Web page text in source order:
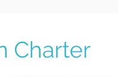
Charter